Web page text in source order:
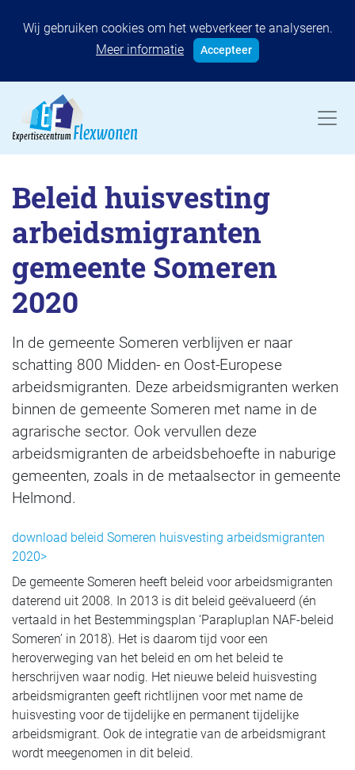
Wij gebruiken cookies om het webverkeer te analyseren.
Meer informatie
Accepteer
Beleid huisvesting
arbeidsmigranten
gemeente Someren
2020
In de gemeente Someren verblijven er naar
schatting 800 Midden- en Oost-Europese
arbeidsmigranten. Deze arbeidsmigranten werken
binnen de gemeente Someren met name in de
agrarische sector. Ook vervullen deze
arbeidsmigranten de arbeidsbehoefte in naburige
gemeenten, zoals in de metaalsector in gemeente
Helmond.
download beleid Someren huisvesting arbeidsmigranten
2020>
De gemeente Someren heeft beleid voor arbeidsmigranten
daterend uit 2008. In 2013 is dit beleid geëvalueerd (én
vertaald in het Bestemmingsplan ‘Parapluplan NAF-beleid
Someren’ in 2018). Het is daarom tijd voor een
heroverweging van het beleid en om het beleid te
herschrijven waar nodig. Het nieuwe beleid huisvesting
arbeidsmigranten geeft richtlijnen voor met name de
huisvesting voor de tijdelijke en permanent tijdelijke
arbeidsmigrant. Ook de integratie van de arbeidsmigrant
wordt meegenomen in dit beleid.